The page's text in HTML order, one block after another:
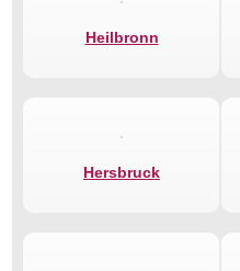
Heilbronn
Hersbruck